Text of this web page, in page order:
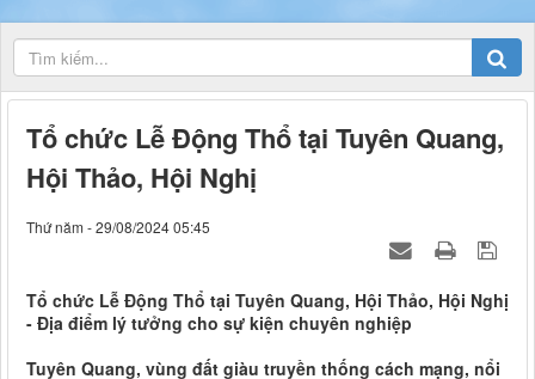
Tổ chức Lễ Động Thổ tại Tuyên Quang,
Hội Thảo, Hội Nghị
Thứ năm - 29/08/2024 05:45
Tổ chức Lễ Động Thổ tại Tuyên Quang, Hội Thảo, Hội Nghị
- Địa điểm lý tưởng cho sự kiện chuyên nghiệp
Tuyên Quang, vùng đất giàu truyền thống cách mạng, nổi